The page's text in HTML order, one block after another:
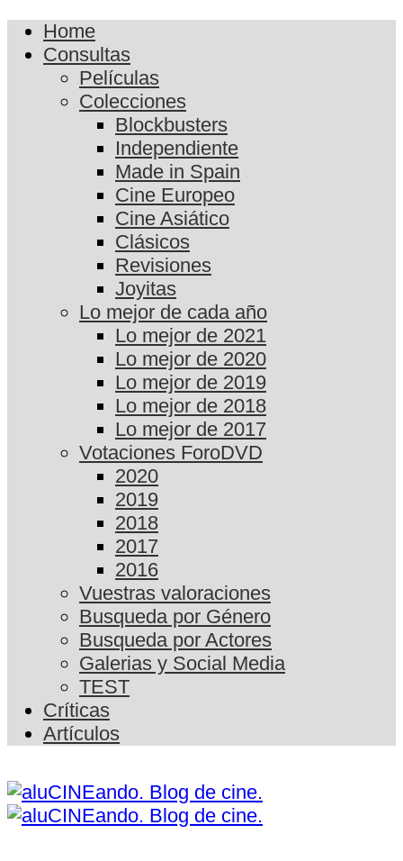
Home
Consultas
Películas
Colecciones
Blockbusters
Independiente
Made in Spain
Cine Europeo
Cine Asiático
Clásicos
Revisiones
Joyitas
Lo mejor de cada año
Lo mejor de 2021
Lo mejor de 2020
Lo mejor de 2019
Lo mejor de 2018
Lo mejor de 2017
Votaciones ForoDVD
2020
2019
2018
2017
2016
Vuestras valoraciones
Busqueda por Género
Busqueda por Actores
Galerias y Social Media
TEST
Críticas
Artículos